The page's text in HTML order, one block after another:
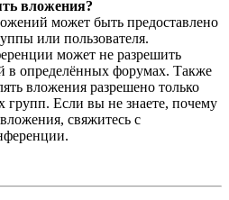
вложения?
может быть предоставлено
или пользователя.
может не разрешить
в определённых форумах. Также
вложения разрешено только
групп. Если вы не знаете, почему
свяжитесь с